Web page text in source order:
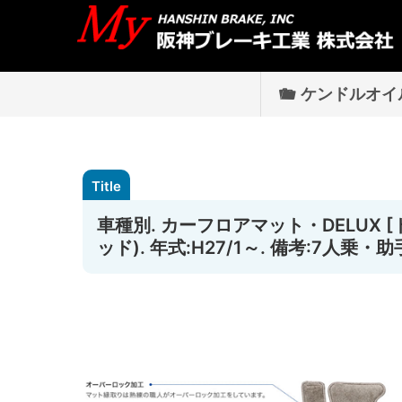
ケンドルオイ
車種別. カーフロアマット・DELUX
ッド). 年式:H27/1～. 備考:7人乗・